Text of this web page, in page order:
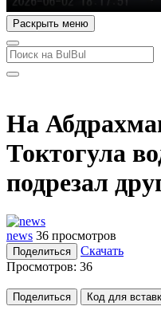
Раскрыть меню
На
Токтогула
подрезал
news 36 просмотров
Поделиться
Скачать
Просмотров: 36
Поделиться Код для